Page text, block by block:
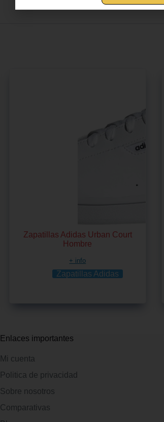
Zapatillas Adidas Urban Court
Hombre
+ info
Zapatillas Adidas
Enlaces importantes
Mi cuenta
Politica de privacidad
Sobre nosotros
Comparativas